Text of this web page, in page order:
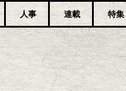
人事 連載 特集